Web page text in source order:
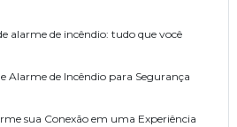
alarme de incêndio: tudo que você
Alarme de Incêndio para Segurança
sua Conexão em uma Experiência